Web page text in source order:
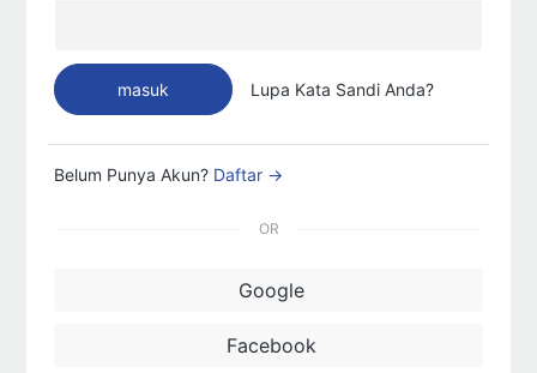
masuk Lupa Kata Sandi Anda?
Belum Punya Akun? Daftar →
OR
Google
Facebook